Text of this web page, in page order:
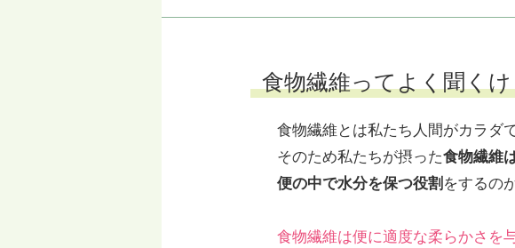
食物繊維ってよく聞く
食物繊維とは私たち人間がカラダ
そのため私たちが摂った食物繊維
便の中で水分を保つ役割をするの
食物繊維は便に適度な柔らかさを